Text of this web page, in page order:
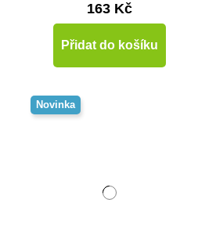
163 Kč
Přidat do košíku
Novinka